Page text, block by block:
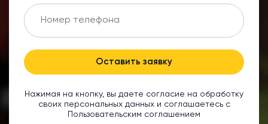
Оставить заявку
Нажимая на кнопку, вы даете согласие на обработку
своих персональных данных и соглашаетесь с
Пользовательским соглашением